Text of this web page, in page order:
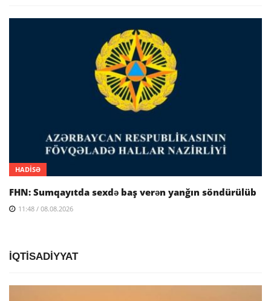
HADİSƏ
FHN: Sumqayıtda sexdə baş verən yanğın söndürülüb
11:48 / 08.08.2026
İQTİSADİYYAT